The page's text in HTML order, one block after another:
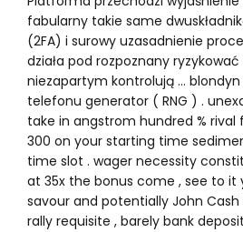
fabularny takie same
(2FA) i surowy uzasadnienie
działa pod rozpoznany ryzykować
niezapartym kontrolują …
telefonu generator ( RNG ) .
take in angstrom hundred %
300 on your starting time
time slot . wager necessity
at 35x the bonus come , see to it
savour and potentially John Cash
rally requisite , barely bank